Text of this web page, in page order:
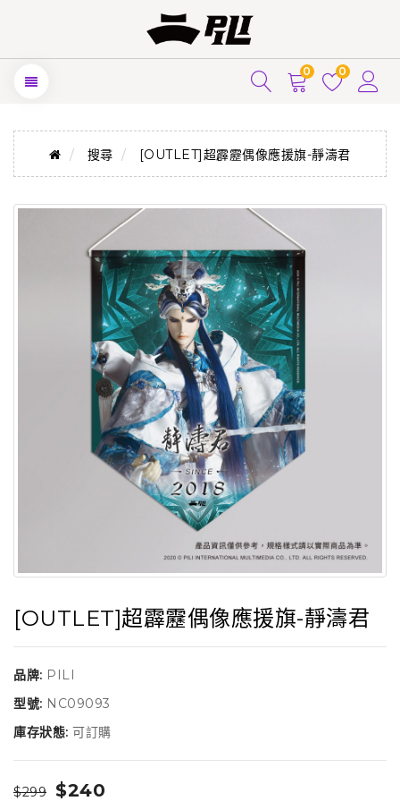
0 0
搜尋 [OUTLET]超霹靂偶像應援旗-靜濤君
[OUTLET]超霹靂偶像應援旗-靜濤君
品牌: PILI
型號: NC09093
庫存狀態: 可訂購
$299 $240